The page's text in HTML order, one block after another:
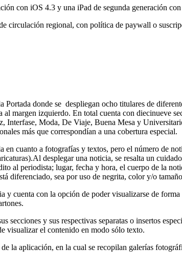
con iOS 4.3 y una iPad de segunda generación
circulación regional, con política de paywall o
donde se despliegan ocho titulares de
margen izquierdo. En total cuenta con diecinueve
Moda, De Viaje, Buena Mesa y
más que correspondían a una cobertura especial.
en cuanto a fotografías y textos, pero el número de
desplegar una noticia, se resalta un
al periodista; lugar, fecha y hora, el cuerpo de la
diferenciado, sea por uso de negrita, color y/o
y cuenta con la opción de poder visualizarse de
secciones y sus respectivas separatas o insertos
visualizar el contenido en modo sólo texto.
aplicación, en la cual se recopilan galerías